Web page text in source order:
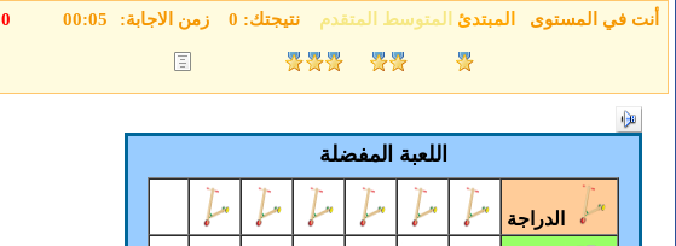
أنت في المستوى المبتدئ المتوسط المتقدم نتيجتك: 0 زمن الاجابة: 0
اللعبة المفضلة
الدراجة